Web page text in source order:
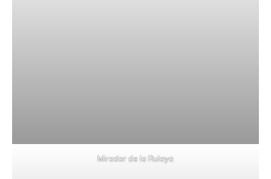
Mirador de la Rulaya